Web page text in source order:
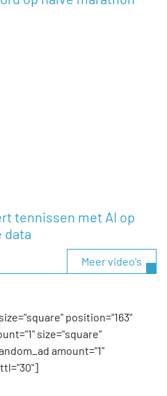
tennissen met AI op
data
Meer video's
position="163"
size="square"
amount="1"